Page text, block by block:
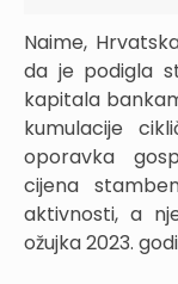
Naime,
da je podigla
kapitala
kumulacije
oporavka
cijena
aktivnosti, a
ožujka 2023.